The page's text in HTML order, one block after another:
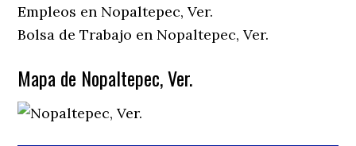
Empleos en Nopaltepec, Ver.
Bolsa de Trabajo en Nopaltepec, Ver.
Mapa de Nopaltepec, Ver.